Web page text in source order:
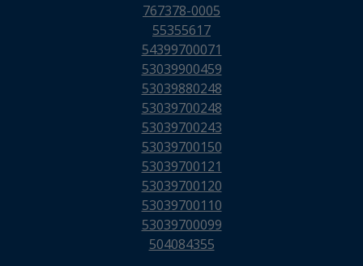
767378-0005
55355617
54399700071
53039900459
53039880248
53039700248
53039700243
53039700150
53039700121
53039700120
53039700110
53039700099
504084355